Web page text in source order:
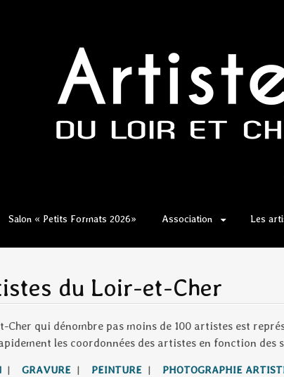
Salon « Petits Formats 2026» Association Les
du Loir-et-Cher
Cher qui dénombre pas moins de 100 artistes est
les coordonnées des artistes en fonction des
| GRAVURE | PEINTURE | PHOTOGRAPHIE